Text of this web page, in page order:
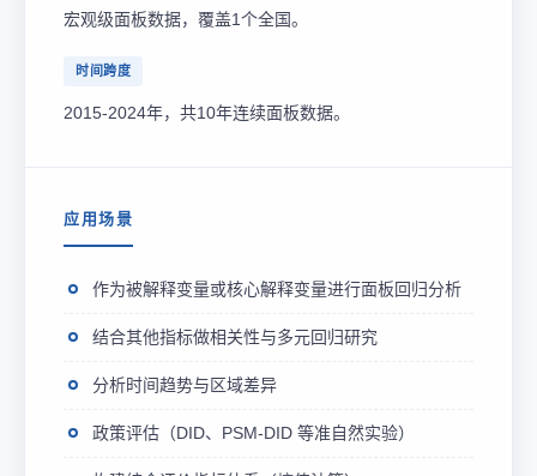
宏观级面板数据，覆盖1个全国。
时间跨度
2015-2024年，共10年连续面板数据。
应用场景
作为被解释变量或核心解释变量进行面板回归分析
结合其他指标做相关性与多元回归研究
分析时间趋势与区域差异
政策评估（DID、PSM-DID 等准自然实验）